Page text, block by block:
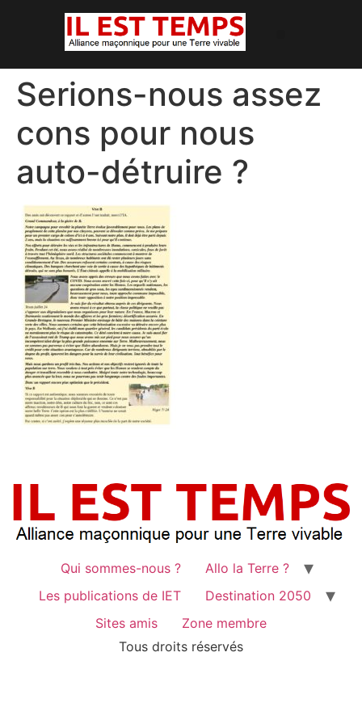
Serions-nous assez
cons pour nous
auto-détruire ?
Qui sommes-nous ?
Allo la Terre ?
Les publications de IET
Destination 2050
Sites amis
Zone membre
Tous droits réservés